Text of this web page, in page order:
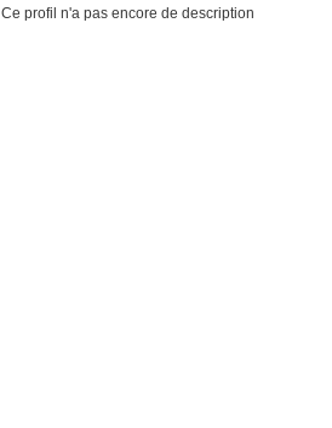
Ce profil n'a pas encore de description